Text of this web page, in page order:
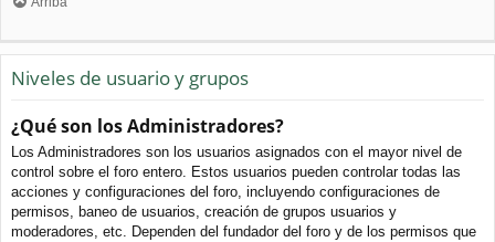
Niveles de usuario y grupos
¿Qué son los Administradores?
Los Administradores son los usuarios asignados con el mayor nivel de
control sobre el foro entero. Estos usuarios pueden controlar todas las
acciones y configuraciones del foro, incluyendo configuraciones de
permisos, baneo de usuarios, creación de grupos usuarios y
moderadores, etc. Dependen del fundador del foro y de los permisos que